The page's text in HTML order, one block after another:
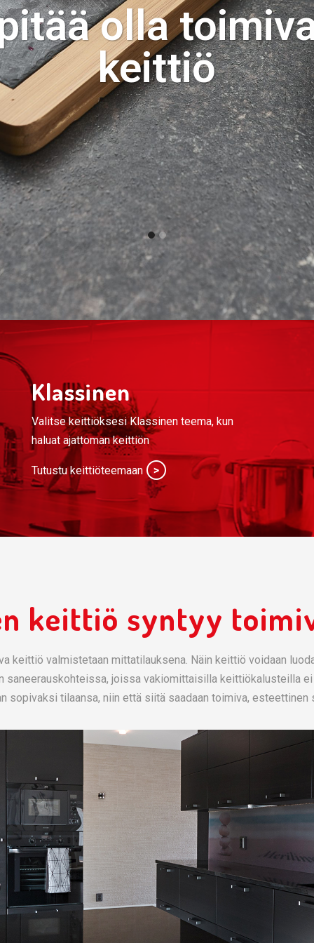
olla
keittiö
Klassinen
Valitse keittiöksesi Klassinen teema, kun
haluat ajattoman keittiön
Tutustu keittiöteemaan
keittiö syntyy
keittiö valmistetaan mittatilauksena. Näin keittiö voidaan
saneerauskohteissa, joissa vakiomittaisilla keittiökalusteilla
sopivaksi tilaansa, niin että siitä saadaan toimiva, esteettinen